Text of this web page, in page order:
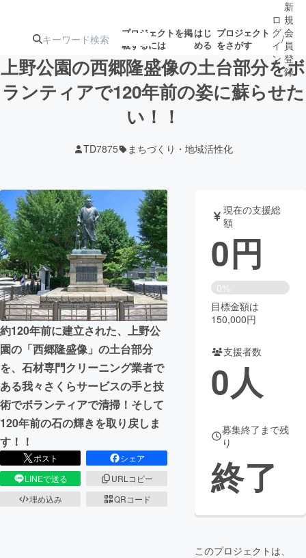
プロジェクトを掲
載するには
はじ
める
プロジェクト
をさがす
注目の新着プロ
募集終了が近いプ
テクノロジー・ガジェット
映像・映画 書籍・雑誌
ビジネス・起業 チャレンジ
まちづくり・地域活性化
CAMPFIRE for Social Good
CAMPFIRE Creation
CAMPFIREふるさと納税machi-ya コミュニティ
ロ
グ
イ
ン
/
新
規
会
員
登
録
上野公園の西郷隆盛像の土台部分をボ
ランティアで120年前の姿に蘇らせた
い！！
TD7875 まちづくり・地域活性化
約120年前に建立された、上野公
園の「西郷隆盛像」の土台部分
を、石材専門クリーニング業者で
ある我々さくらサービスの手と技
術でボランティアで清掃！そして
120年前の石の輝きを取り戻しま
す！！
ポスト
シェア
LINEで送る
URLコピー
埋め込み
QRコード
現在の支援総
額
0円
0%
目標金額は
150,000円
支援者数
0人
募集終了まで残
り
終了
このプロジェクトは、